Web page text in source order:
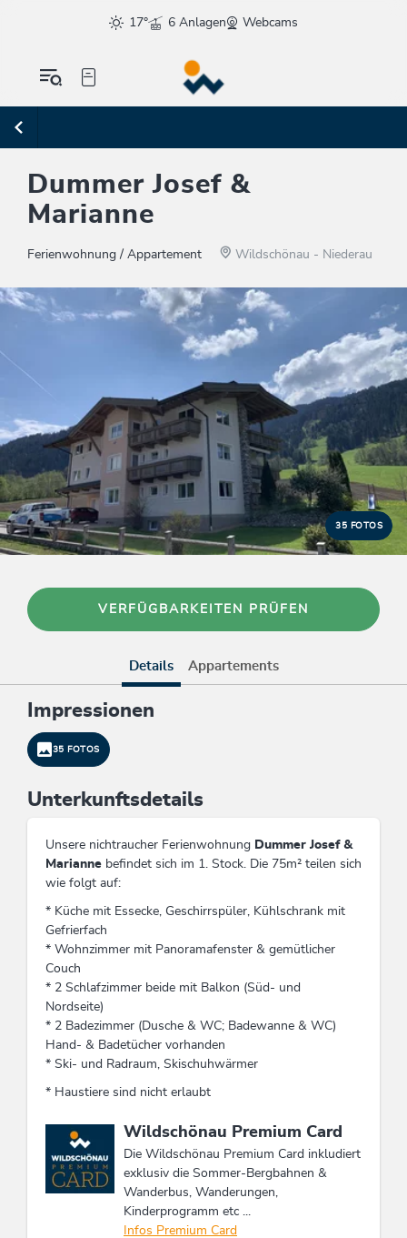
17° 6 Anlagen Webcams
Dummer Josef &
Marianne
Ferienwohnung / Appartement Wildschönau - Niederau
35 FOTOS
VERFÜGBARKEITEN PRÜFEN
Details Appartements
Impressionen
35 FOTOS
Unterkunftsdetails
Unsere nichtraucher Ferienwohnung Dummer Josef &
Marianne befindet sich im 1. Stock. Die 75m² teilen sich
wie folgt auf:
* Küche mit Essecke, Geschirrspüler, Kühlschrank mit
Gefrierfach
* Wohnzimmer mit Panoramafenster & gemütlicher
Couch
* 2 Schlafzimmer beide mit Balkon (Süd- und
Nordseite)
* 2 Badezimmer (Dusche & WC; Badewanne & WC)
Hand- & Badetücher vorhanden
* Ski- und Radraum, Skischuhwärmer
* Haustiere sind nicht erlaubt
Diese Unterkunft ist Mitglied von
Wildschönau Premium Card
Die Wildschönau Premium Card inkludiert
exklusiv die Sommer-Bergbahnen &
Wanderbus, Wanderungen,
Kinderprogramm etc ...
Infos Premium Card